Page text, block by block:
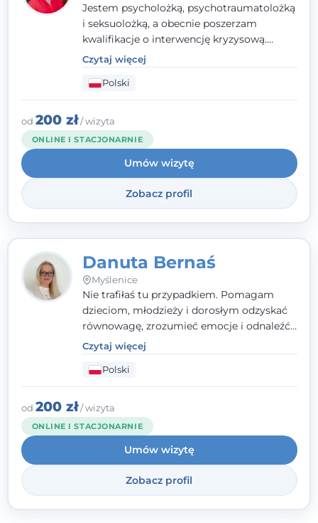
Jestem psycholożką, psychotraumatolożką
i seksuolożką, a obecnie poszerzam
kwalifikacje o interwencję kryzysową.
Pracuję w nurcie terapii trzeciej fali, łącząc
metody o potwierdzonej skuteczności.
Towarzyszę młodzieży, dorosłym i parom w
radzeniu sobie z bolesnymi
doświadczeniami tak, by mogli żyć pełniej.
Czytaj więcej
Polski
od 200 zł/ wizyta
ONLINE I STACJONARNIE
Umów wizytę
Zobacz profil
Danuta Bernaś
Myślenice
Nie trafiłaś tu przypadkiem. Pomagam
dzieciom, młodzieży i dorosłym odzyskać
równowagę, zrozumieć emocje i odnaleźć
wewnętrzną siłę. Moja droga do
psychologii zaczęła się od życia - pełnego
wyzwań, które nauczyły mnie uważności,
empatii i pokory. Dziś łączę doświadczenie
nauczycielki, psychologa, psychoterapeuty
i seksuologa tworząc bezpieczną
przestrzeń, w której można poczuć spokój i
wsparcie. Nie obiecuję łatwych rozwiązań -
ale mogę obiecać, że będę po Twojej
Czytaj więcej
Polski
od 200 zł/ wizyta
ONLINE I STACJONARNIE
Umów wizytę
Zobacz profil